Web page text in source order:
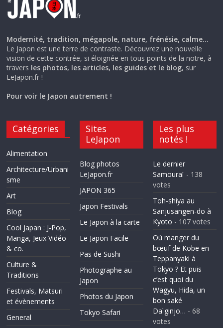
Modernité, tradition, mégapole, nature, frénésie, calme…
Le Japon est une terre de contraste. Découvrez une nouvelle
vision de cette contrée, si éloignée en tous points de la notre, à
travers les photos, les articles, les guides et le blog, sur
LeJapon.fr !
Pour voir le Japon autrement !
Catégories
Alimentation
Architecture/Urbani
sme
Art
Blog
Cool Japan : J-Pop,
Manga, Jeux Vidéo
& co.
Culture &
Traditions
Festivals, Matsuri
et évènements
General
Sites
LeJapon
Blog photos
LeJapon.fr
JAPON 365
Japon Festivals
Le Japon à la carte
Le Japon Facile
Pas de Sushi
Photographe au
Japon
Photos du Japon
Tokyo Safari
Les plus
notés !
Le dernier
Samouraï- 138
votes
Toh-shiya au
Sanjusangen-do à
Kyoto - 107 votes
Où manger du
bœuf de Kobe en
Teppanyaki à
Tokyo ? Et puis
c’est quoi du
Wagyu, Hida, un
bon saké
Daïginjo… - 68
votes